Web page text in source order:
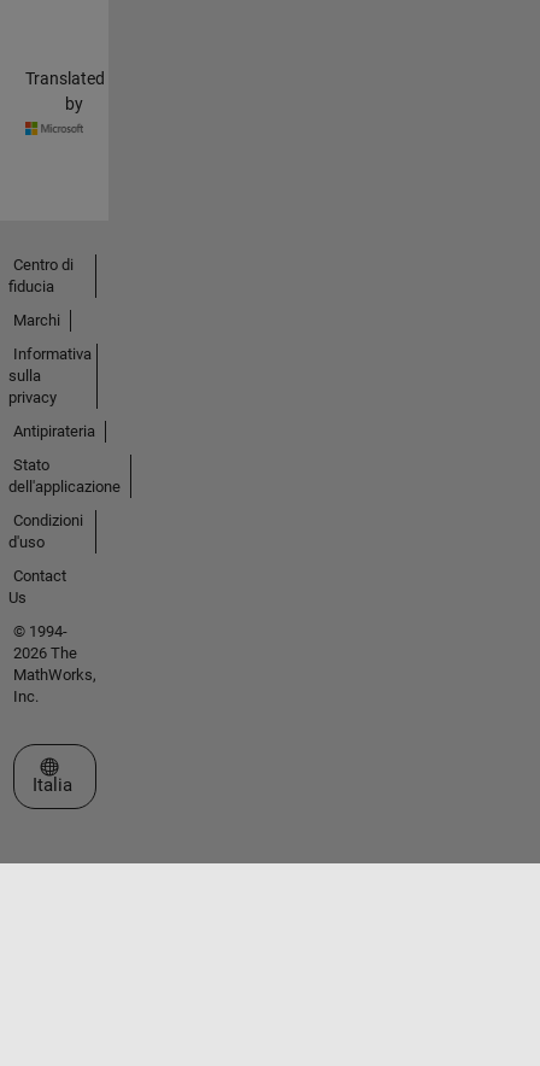
Translated
by
Centro di
fiducia
Marchi
Informativa
sulla
privacy
Antipirateria
Stato
dell'applicazione
Condizioni
d'uso
Contact
Us
© 1994-
2026 The
MathWorks,
Inc.
Seleziona un sito web
Italia